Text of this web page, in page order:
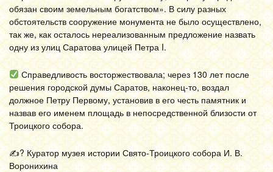
обязан своим земельным богатством». В силу разных
обстоятельств сооружение монумента не было осуществлено,
так же, как осталось нереализованным предложение назвать
одну из улиц Саратова улицей Петра I.
Справедливость восторжествовала; через 130 лет после
решения городской думы Саратов, наконец-то, воздал
должное Петру Первому, установив в его честь памятник и
назвав его именем площадь в непосредственной близости от
Троицкого собора.
✍? Куратор музея истории Свято-Троицкого собора И. В.
Воронихина